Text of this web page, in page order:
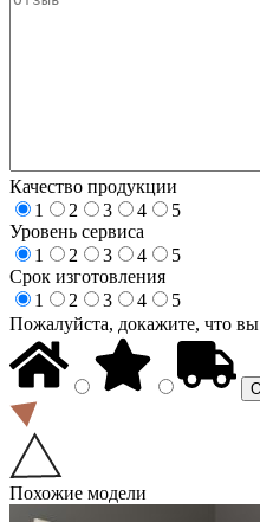
Качество продукции
1
2 3 4
5
Уровень сервиса
1
2 3 4
5
Срок изготовления
1
2 3 4
5
Пожалуйста, докажите, что
Похожие модели